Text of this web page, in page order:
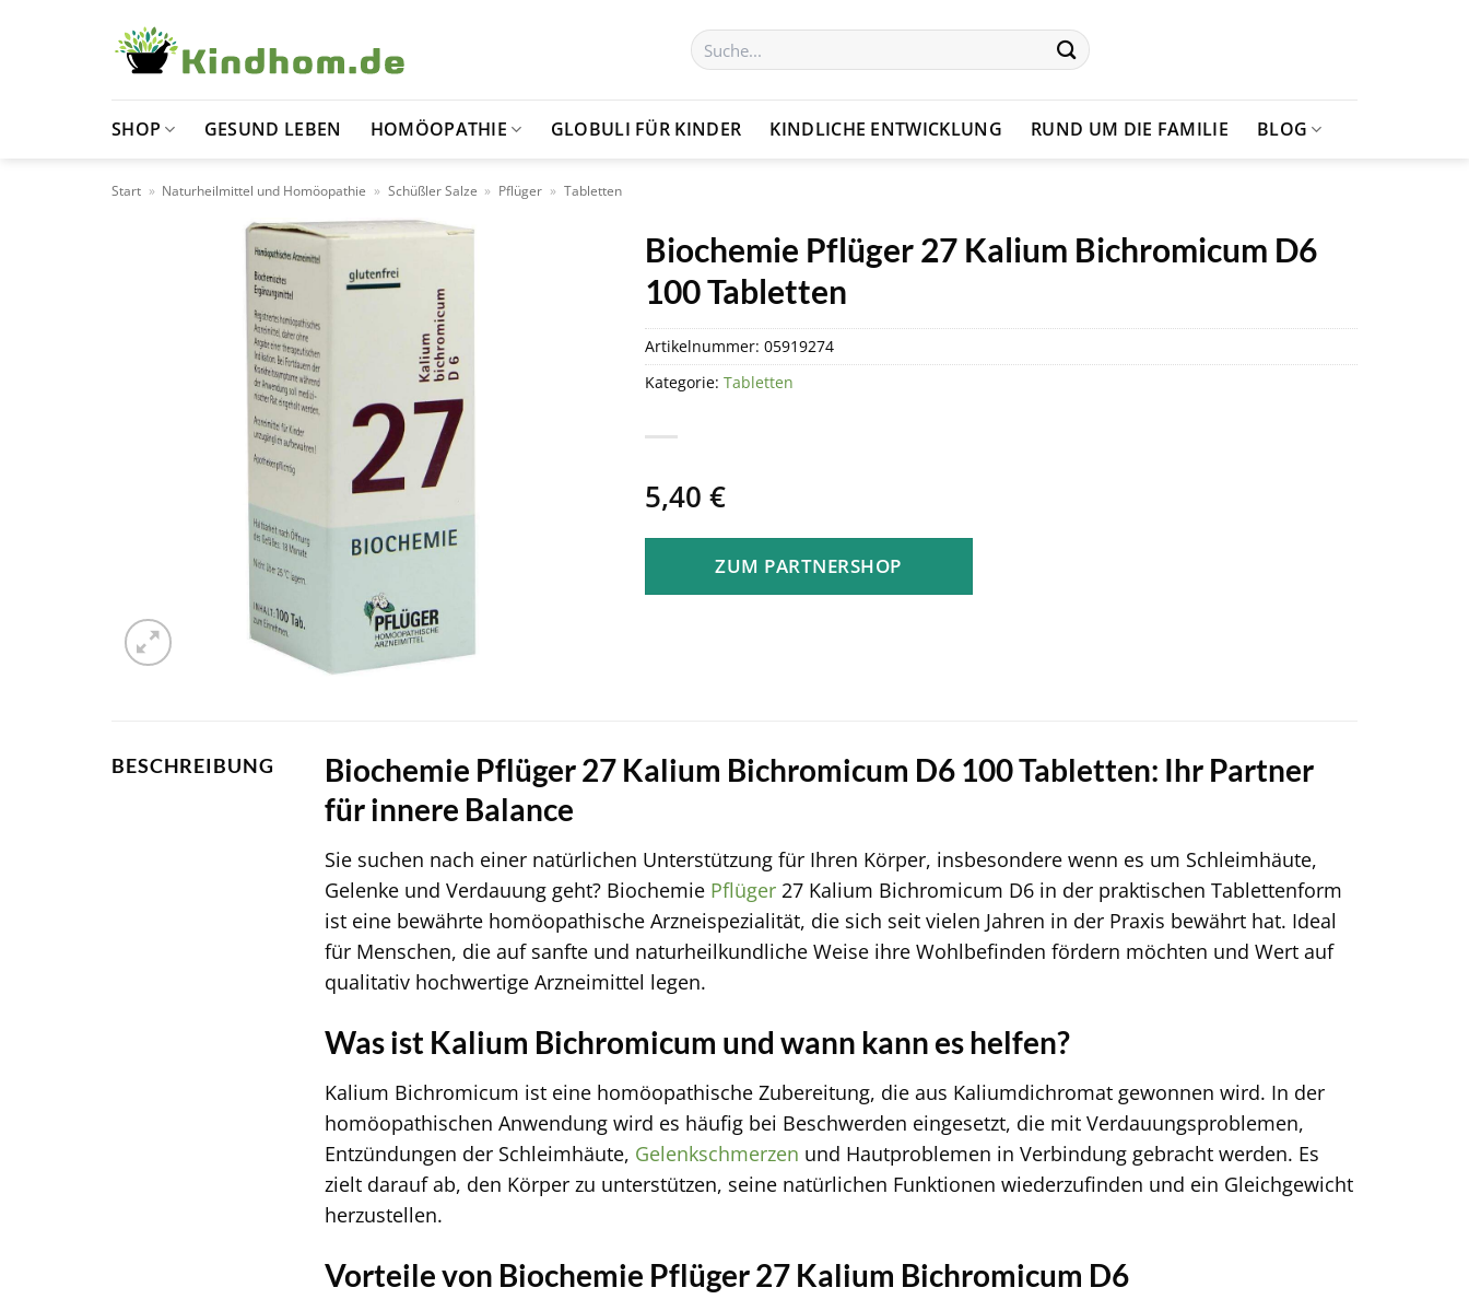
Suchen
nach:
SHOP GESUND LEBEN HOMÖOPATHIE GLOBULI FÜR KINDER KINDLICHE ENTWICKLUNG RUND UM DIE FAMILIE BLOG
Start » Naturheilmittel und Homöopathie » Schüßler Salze » Pflüger » Tabletten
Biochemie Pflüger 27 Kalium Bichromicum D6
100 Tabletten
5,40 €
ZUM PARTNERSHOP
Artikelnummer: 05919274
Kategorie: Tabletten
BESCHREIBUNG
Biochemie Pflüger 27 Kalium Bichromicum D6 100 Tabletten: Ihr Partner
für innere Balance
Sie suchen nach einer natürlichen Unterstützung für Ihren Körper, insbesondere wenn es um Schleimhäute,
Gelenke und Verdauung geht? Biochemie Pflüger 27 Kalium Bichromicum D6 in der praktischen Tablettenform
ist eine bewährte homöopathische Arzneispezialität, die sich seit vielen Jahren in der Praxis bewährt hat. Ideal
für Menschen, die auf sanfte und naturheilkundliche Weise ihre Wohlbefinden fördern möchten und Wert auf
qualitativ hochwertige Arzneimittel legen.
Was ist Kalium Bichromicum und wann kann es helfen?
Kalium Bichromicum ist eine homöopathische Zubereitung, die aus Kaliumdichromat gewonnen wird. In der
homöopathischen Anwendung wird es häufig bei Beschwerden eingesetzt, die mit Verdauungsproblemen,
Entzündungen der Schleimhäute, Gelenkschmerzen und Hautproblemen in Verbindung gebracht werden. Es
zielt darauf ab, den Körper zu unterstützen, seine natürlichen Funktionen wiederzufinden und ein Gleichgewicht
herzustellen.
Vorteile von Biochemie Pflüger 27 Kalium Bichromicum D6